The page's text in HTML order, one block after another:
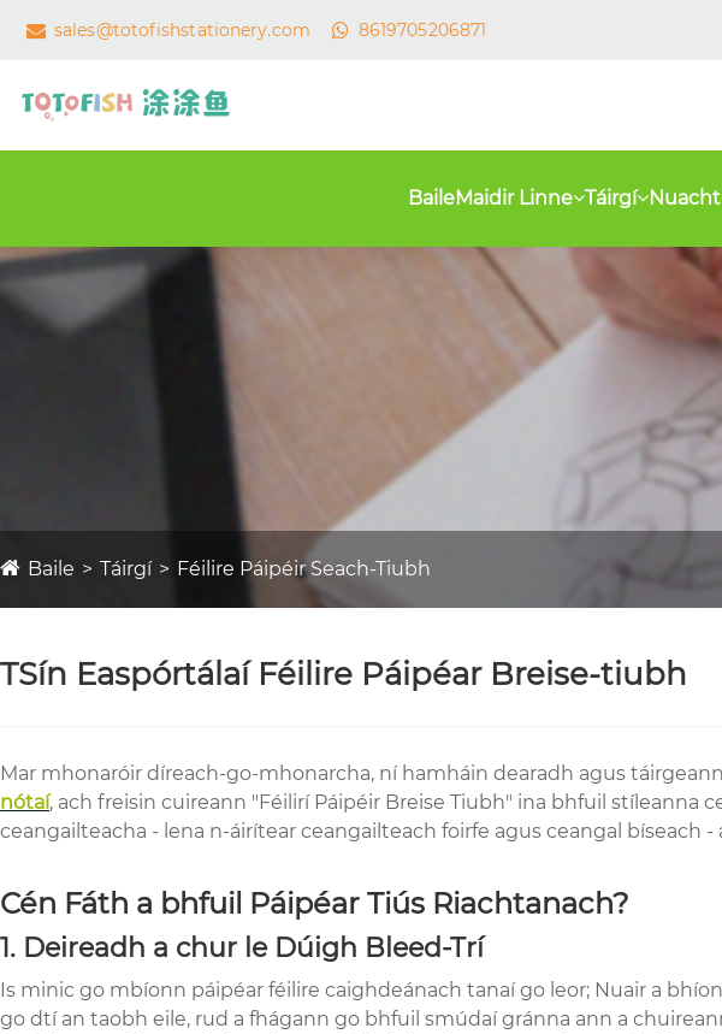
sales@totofishstationery.com 8619705206871
BaileMaidir Linne Táirgí Nuacht
Baile Táirgí Féilire Páipéir Seach-Tiubh
TSín Easpórtálaí Féilire Páipéar Breise-tiubh
Mar mhonaróir díreach-go-mhonarcha, ní hamháin dearadh agus
nótaí, ach freisin cuireann "Féilirí Páipéir Breise Tiubh" ina bhfuil stíleanna
ceangailteacha - lena n-áirítear ceangailteach foirfe agus ceangal bíseach
Cén Fáth a bhfuil Páipéar Tiús Riachtanach?
1. Deireadh a chur le Dúigh Bleed-Trí
Is minic go mbíonn páipéar féilire caighdeánach tanaí go leor; Nuair a
go dtí an taobh eile, rud a fhágann go bhfuil smúdaí gránna ann a